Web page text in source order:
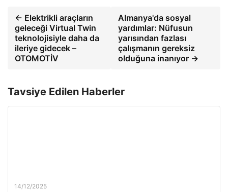
← Elektrikli araçların
geleceği Virtual Twin
teknolojisiyle daha da
ileriye gidecek –
OTOMOTİV
Almanya'da sosyal
yardımlar: Nüfusun
yarısından fazlası
çalışmanın gereksiz
olduğuna inanıyor →
Tavsiye Edilen Haberler
14/12/2025